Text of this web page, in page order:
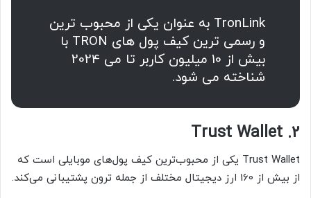
TronLink به عنوان یکی از محبوب ترین
و رسمی ترین کیف پول های TRON با
بیش از 10 میلیون کاربر تا می 2024
شناخته می شود.
2. Trust Wallet
Trust Wallet یکی از محبوب‌ترین کیف پول‌های موبایلی است که
از بیش از 160 ارز دیجیتال مختلف از جمله ترون پشتیبانی می‌کند.